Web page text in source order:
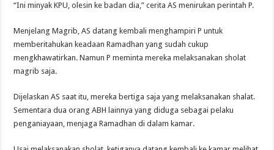
“Ini minyak KPU, olesin ke badan dia,” cerita AS menirukan perintah P.
Menjelang Magrib, AS datang kembali menghampiri P untuk
memberitahukan keadaan Ramadhan yang sudah cukup
mengkhawatirkan. Namun P meminta mereka melaksanakan sholat
magrib saja.
Dijelaskan AS saat itu, mereka bertiga saja yang melaksanakan shalat.
Sementara dua orang ABH lainnya yang diduga sebagai pelaku
penganiayaan, menjaga Ramadhan di dalam kamar.